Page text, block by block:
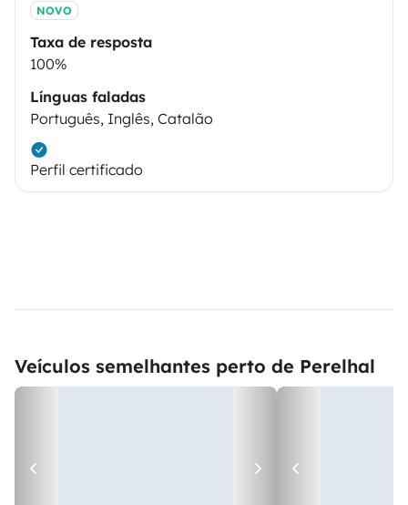
NOVO
Taxa de resposta
100%
Línguas faladas
Português, Inglês, Catalão
Perfil certificado
Veículos semelhantes perto de Perelhal